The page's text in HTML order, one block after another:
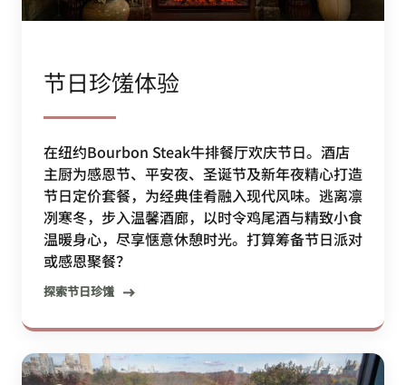
节日珍馐体验
在纽约Bourbon Steak牛排餐厅欢庆节日。酒店
主厨为感恩节、平安夜、圣诞节及新年夜精心打造
节日定价套餐，为经典佳肴融入现代风味。逃离凛
冽寒冬，步入温馨酒廊，以时令鸡尾酒与精致小食
温暖身心，尽享惬意休憩时光。打算筹备节日派对
或感恩聚餐？
探索节日珍馐